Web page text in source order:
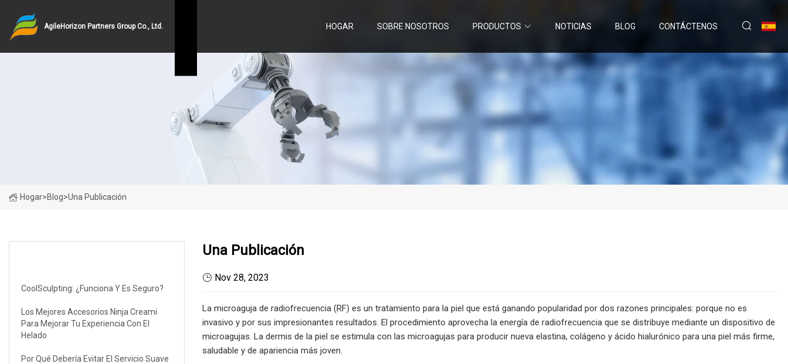
AgileHorizon Partners Group Co., Ltd. HOGAR SOBRE NOSOTROS PRODUCTOS NOTICIAS BLOG CONTÁCTENOS
Hogar>Blog>Una Publicación
CoolSculpting: ¿Funciona Y Es Seguro?
Los Mejores Accesorios Ninja Creami
Para Mejorar Tu Experiencia Con El
Helado
Por Qué Debería Evitar El Servicio Suave
Una Publicación
Nov 28, 2023
La microaguja de radiofrecuencia (RF) es un tratamiento para la piel que está ganando popularidad por dos razones principales: porque no es
invasivo y por sus impresionantes resultados. El procedimiento aprovecha la energía de radiofrecuencia que se distribuye mediante un dispositivo de
microagujas. La dermis de la piel se estimula con las microagujas para producir nueva elastina, colágeno y ácido hialurónico para una piel más firme,
saludable y de apariencia más joven.